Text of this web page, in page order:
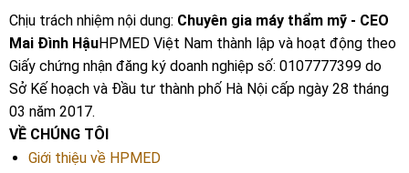
Chịu trách nhiệm nội dung: Chuyên gia máy thẩm mỹ - CEO
Mai Đình HậuHPMED Việt Nam thành lập và hoạt động theo
Giấy chứng nhận đăng ký doanh nghiệp số: 0107777399 do
Sở Kế hoạch và Đầu tư thành phố Hà Nội cấp ngày 28 tháng
03 năm 2017.
VỀ CHÚNG TÔI
Giới thiệu về HPMED